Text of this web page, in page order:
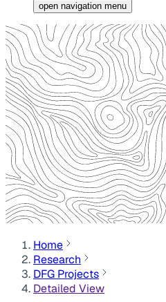
open navigation menu
Home
Research
DFG Projects
Detailed View